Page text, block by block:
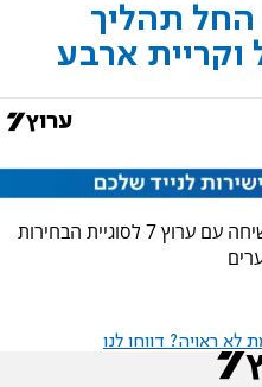
לערוץ 7: החל תהליך
ארבע
שר האוצר בצלאל סמוטריץ' נדרש בשיחה עם ערוץ 7 לסוגיית הבחירות
ראויה? דווחו לנו